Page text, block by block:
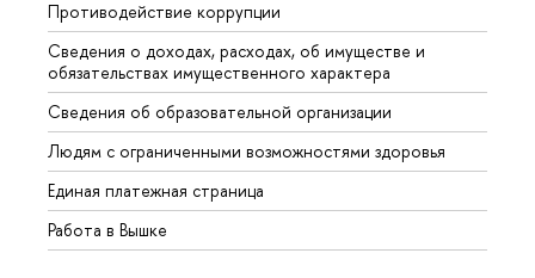
Противодействие коррупции
Сведения о доходах, расходах, об имуществе и
обязательствах имущественного характера
Сведения об образовательной организации
Людям с ограниченными возможностями здоровья
Единая платежная страница
Работа в Вышке